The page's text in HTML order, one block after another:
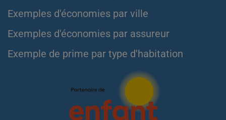
Exemples d'économies par ville
Exemples d'économies par assureur
Exemple de prime par type d'habitation